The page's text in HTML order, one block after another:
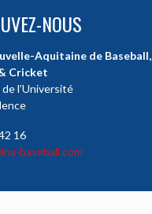
NOUS
Aquitaine de Baseball,
Cricket
l’Université
16
baseball.com